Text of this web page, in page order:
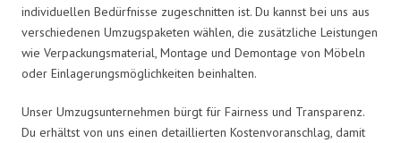
individuellen Bedürfnisse zugeschnitten ist. Du kannst bei uns aus
verschiedenen Umzugspaketen wählen, die zusätzliche Leistungen
wie Verpackungsmaterial, Montage und Demontage von Möbeln
oder Einlagerungsmöglichkeiten beinhalten.
Unser Umzugsunternehmen bürgt für Fairness und Transparenz.
Du erhältst von uns einen detaillierten Kostenvoranschlag, damit